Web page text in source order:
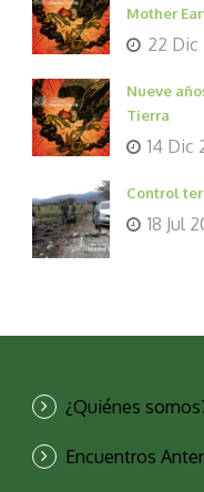
Mother
22 Dic
Nueve
Tierra
14 Dic
Control
18 Jul
¿Quiénes
Encuentros